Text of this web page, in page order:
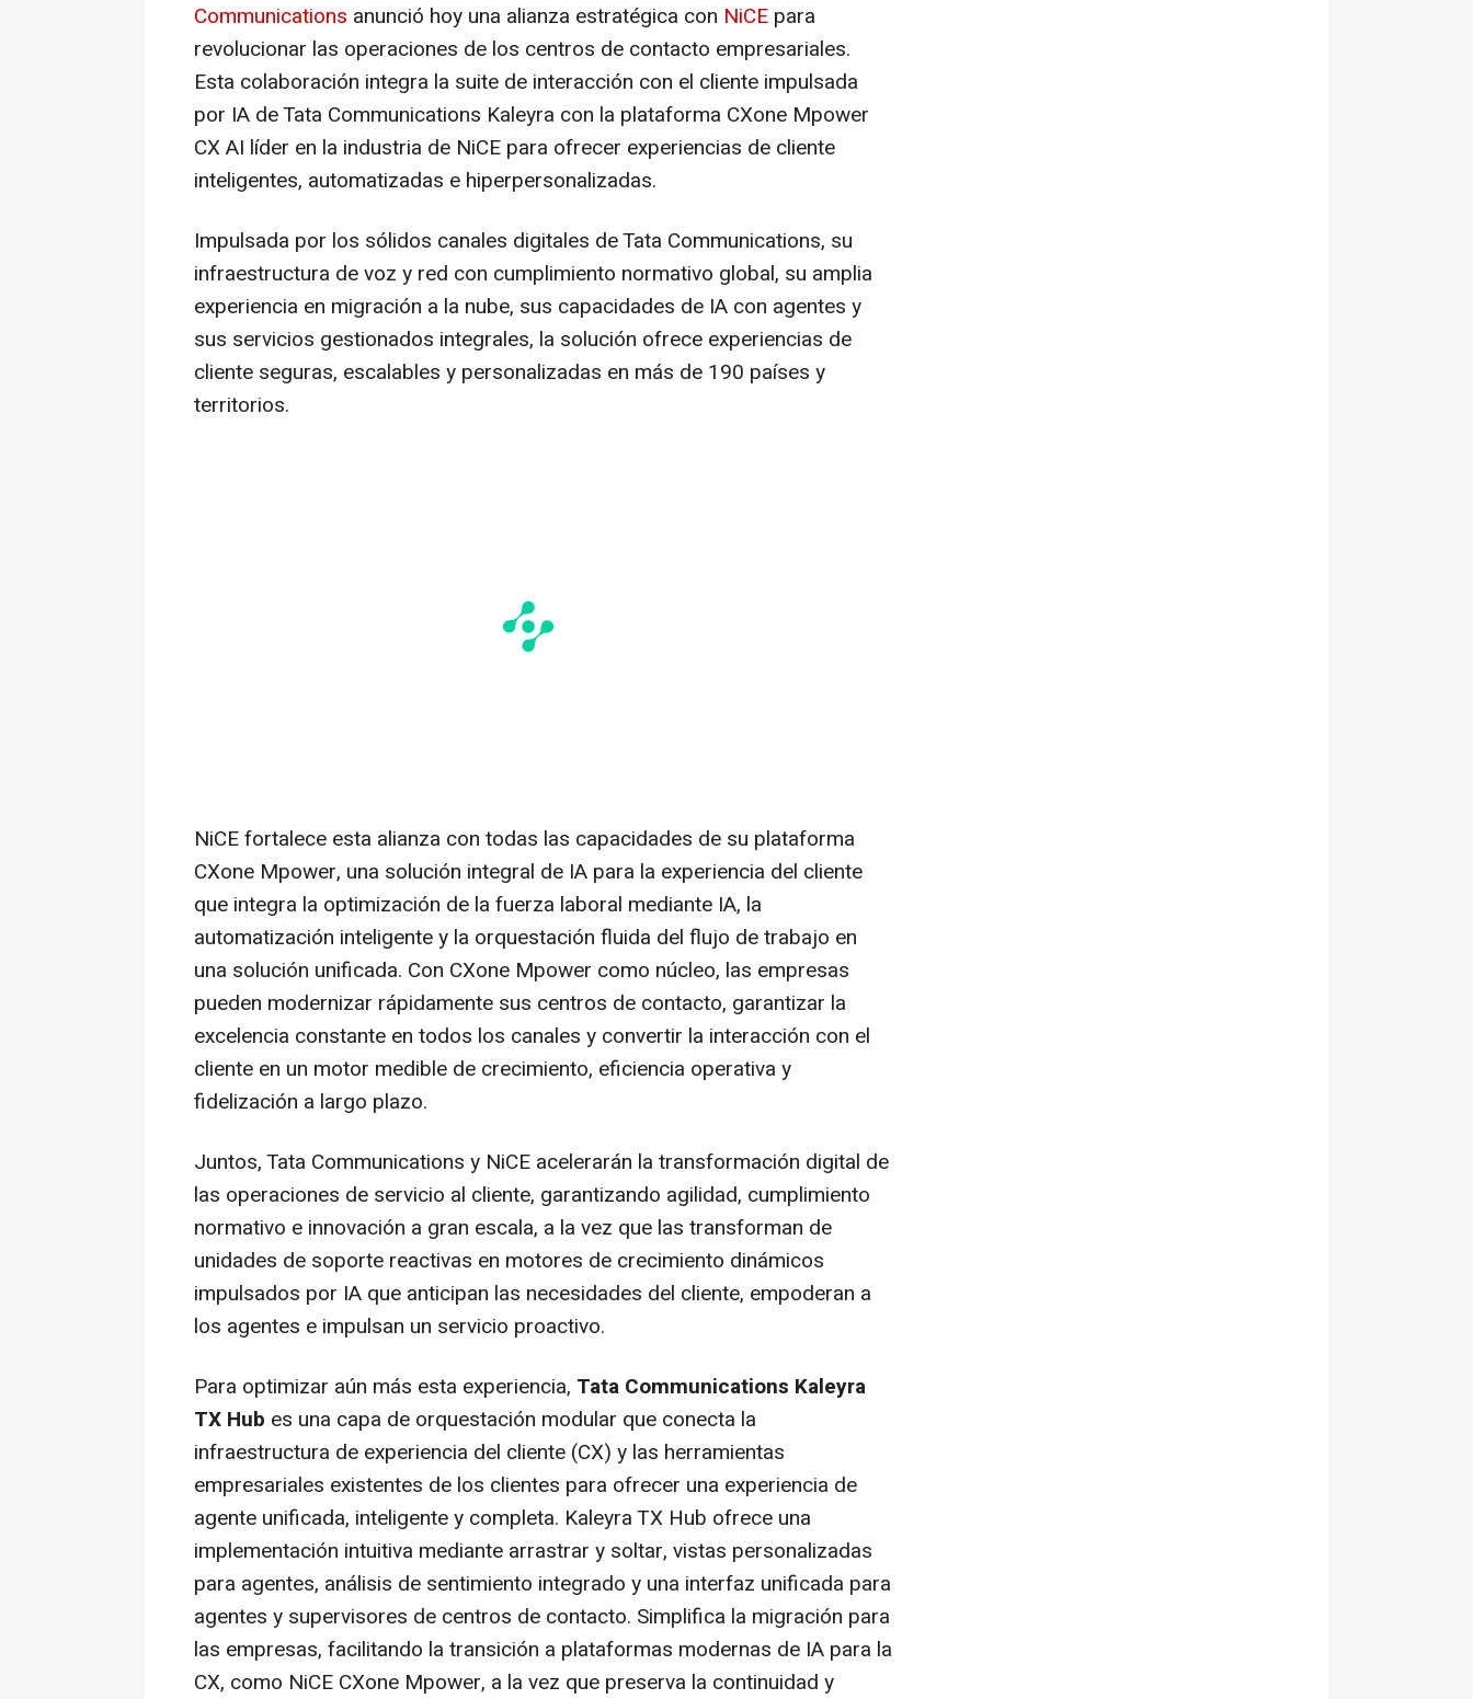
Communications anunció hoy una alianza estratégica con NiCE para
revolucionar las operaciones de los centros de contacto empresariales.
Esta colaboración integra la suite de interacción con el cliente impulsada
por IA de Tata Communications Kaleyra con la plataforma CXone Mpower
CX AI líder en la industria de NiCE para ofrecer experiencias de cliente
inteligentes, automatizadas e hiperpersonalizadas.
Impulsada por los sólidos canales digitales de Tata Communications, su
infraestructura de voz y red con cumplimiento normativo global, su amplia
experiencia en migración a la nube, sus capacidades de IA con agentes y
sus servicios gestionados integrales, la solución ofrece experiencias de
cliente seguras, escalables y personalizadas en más de 190 países y
territorios.
NiCE fortalece esta alianza con todas las capacidades de su plataforma
CXone Mpower, una solución integral de IA para la experiencia del cliente
que integra la optimización de la fuerza laboral mediante IA, la
automatización inteligente y la orquestación fluida del flujo de trabajo en
una solución unificada. Con CXone Mpower como núcleo, las empresas
pueden modernizar rápidamente sus centros de contacto, garantizar la
excelencia constante en todos los canales y convertir la interacción con el
cliente en un motor medible de crecimiento, eficiencia operativa y
fidelización a largo plazo.
Juntos, Tata Communications y NiCE acelerarán la transformación digital de
las operaciones de servicio al cliente, garantizando agilidad, cumplimiento
normativo e innovación a gran escala, a la vez que las transforman de
unidades de soporte reactivas en motores de crecimiento dinámicos
impulsados por IA que anticipan las necesidades del cliente, empoderan a
los agentes e impulsan un servicio proactivo.
Para optimizar aún más esta experiencia, Tata Communications Kaleyra
TX Hub es una capa de orquestación modular que conecta la
infraestructura de experiencia del cliente (CX) y las herramientas
empresariales existentes de los clientes para ofrecer una experiencia de
agente unificada, inteligente y completa. Kaleyra TX Hub ofrece una
implementación intuitiva mediante arrastrar y soltar, vistas personalizadas
para agentes, análisis de sentimiento integrado y una interfaz unificada para
agentes y supervisores de centros de contacto. Simplifica la migración para
las empresas, facilitando la transición a plataformas modernas de IA para la
CX, como NiCE CXone Mpower, a la vez que preserva la continuidad y